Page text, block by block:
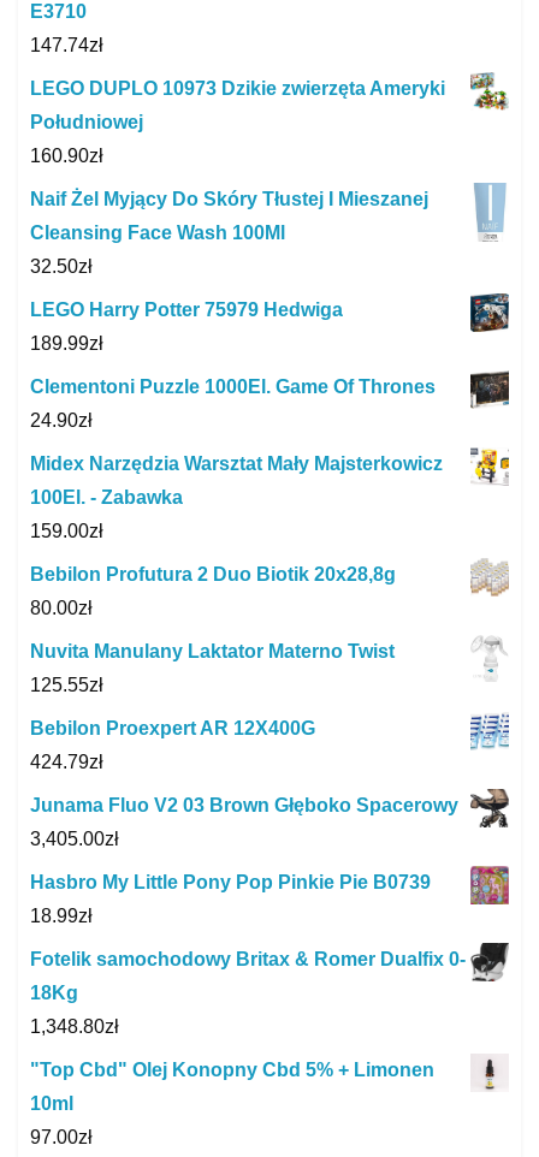
E3710
147.74zł
LEGO DUPLO 10973 Dzikie zwierzęta Ameryki
Południowej
160.90zł
Naif Żel Myjący Do Skóry Tłustej I Mieszanej
Cleansing Face Wash 100Ml
32.50zł
LEGO Harry Potter 75979 Hedwiga
189.99zł
Clementoni Puzzle 1000El. Game Of Thrones
24.90zł
Midex Narzędzia Warsztat Mały Majsterkowicz
100El. - Zabawka
159.00zł
Bebilon Profutura 2 Duo Biotik 20x28,8g
80.00zł
Nuvita Manulany Laktator Materno Twist
125.55zł
Bebilon Proexpert AR 12X400G
424.79zł
Junama Fluo V2 03 Brown Głęboko Spacerowy
3,405.00zł
Hasbro My Little Pony Pop Pinkie Pie B0739
18.99zł
Fotelik samochodowy Britax & Romer Dualfix 0-
18Kg
1,348.80zł
"Top Cbd" Olej Konopny Cbd 5% + Limonen
10ml
97.00zł